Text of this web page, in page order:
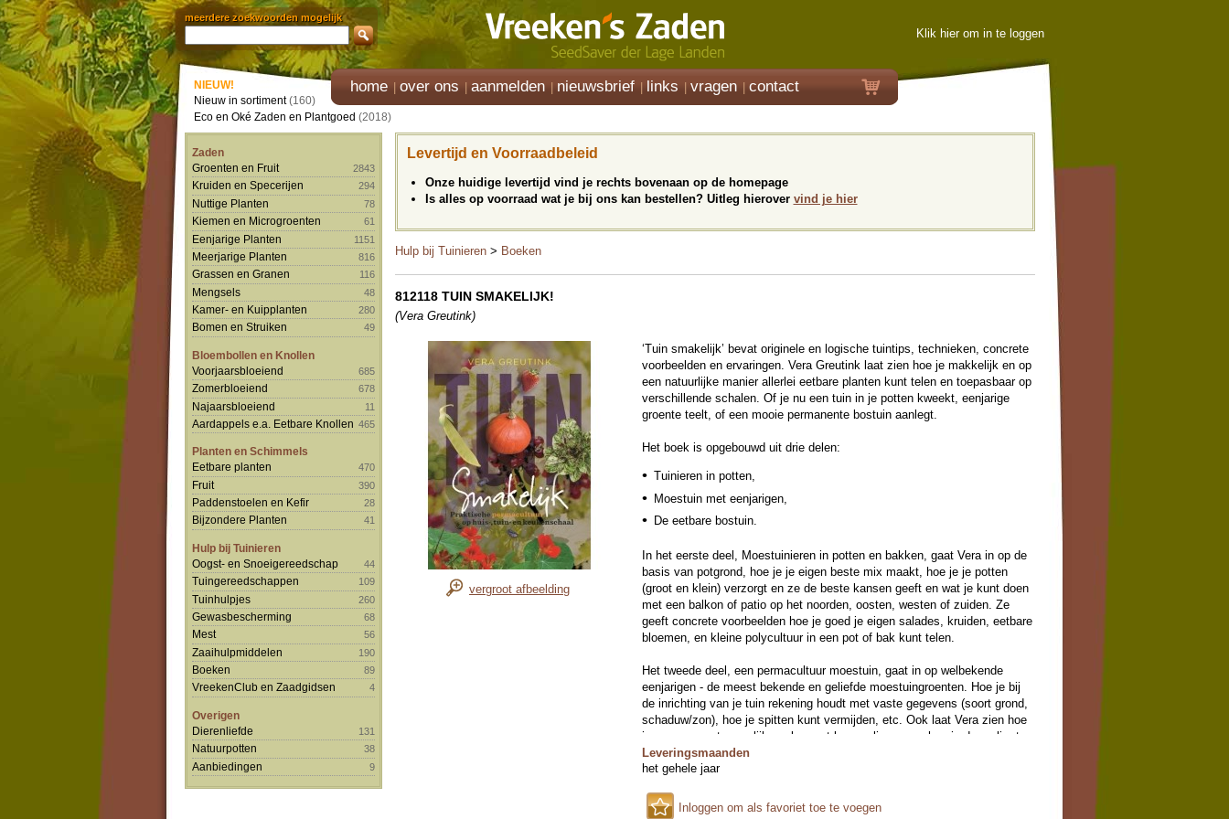
meerdere zoekwoorden mogelijk
Klik hier om in te loggen
home over ons aanmelden nieuwsbrief links vragen contact
NIEUW!
Nieuw in sortiment(160)
Eco en Oké Zaden en Plantgoed (2018)
Zaden
Groenten en Fruit
2843
Kruiden en Specerijen 294
Nuttige Planten 78
Kiemen en Microgroenten 61
Eenjarige Planten 1151
Meerjarige Planten 816
Grassen en Granen 116
Mengsels 48
Kamer- en Kuipplanten 280
Bomen en Struiken 49
Bloembollen en Knollen
Voorjaarsbloeiend
685
Zomerbloeiend 678
Najaarsbloeiend 11
Aardappels e.a. Eetbare Knollen 465
Planten en Schimmels
Eetbare planten
470
Fruit 390
Paddenstoelen en Kefir 28
Bijzondere Planten 41
Hulp bij Tuinieren
Oogst- en Snoeigereedschap
44
Tuingereedschappen 109
Tuinhulpjes 260
Gewasbescherming 68
Mest 56
Zaaihulpmiddelen 190
Boeken 89
VreekenClub en Zaadgidsen 4
Overigen
Dierenliefde
131
Natuurpotten 38
Aanbiedingen 9
Levertijd en Voorraadbeleid
Onze huidige levertijd vind je rechts bovenaan op de homepage
Is alles op voorraad wat je bij ons kan bestellen? Uitleg hierover vind je hier
Hulp bij Tuinieren > Boeken
812118 TUIN SMAKELIJK!
(Vera Greutink)
vergroot afbeelding
‘Tuin smakelijk’ bevat originele en logische tuintips, technieken, concrete
voorbeelden en ervaringen. Vera Greutink laat zien hoe je makkelijk en op
een natuurlijke manier allerlei eetbare planten kunt telen en toepasbaar op
verschillende schalen. Of je nu een tuin in je potten kweekt, eenjarige
groente teelt, of een mooie permanente bostuin aanlegt.
Het boek is opgebouwd uit drie delen:
Tuinieren in potten,
Moestuin met eenjarigen,
De eetbare bostuin.
In het eerste deel, Moestuinieren in potten en bakken, gaat Vera in op de
basis van potgrond, hoe je je eigen beste mix maakt, hoe je je potten
(groot en klein) verzorgt en ze de beste kansen geeft en wat je kunt doen
met een balkon of patio op het noorden, oosten, westen of zuiden. Ze
geeft concrete voorbeelden hoe je goed je eigen salades, kruiden, eetbare
bloemen, en kleine polycultuur in een pot of bak kunt telen.
Het tweede deel, een permacultuur moestuin, gaat in op welbekende
eenjarigen - de meest bekende en geliefde moestuingroenten. Hoe je bij
de inrichting van je tuin rekening houdt met vaste gegevens (soort grond,
schaduw/zon), hoe je spitten kunt vermijden, etc. Ook laat Vera zien hoe
je een zo groot mogelijke opbrengst kun realiseren en hoe je door slim te
werk te gaan veel werk kunt besparen en veel kunt oogsten. Ook
aandacht voor wisselteelt en polycultuur en het telen van zaden.
heeft opgezet, passend bij verschillende situaties en wensen.
Leveringsmaanden
het gehele jaar
Inloggen om als favoriet toe te voegen